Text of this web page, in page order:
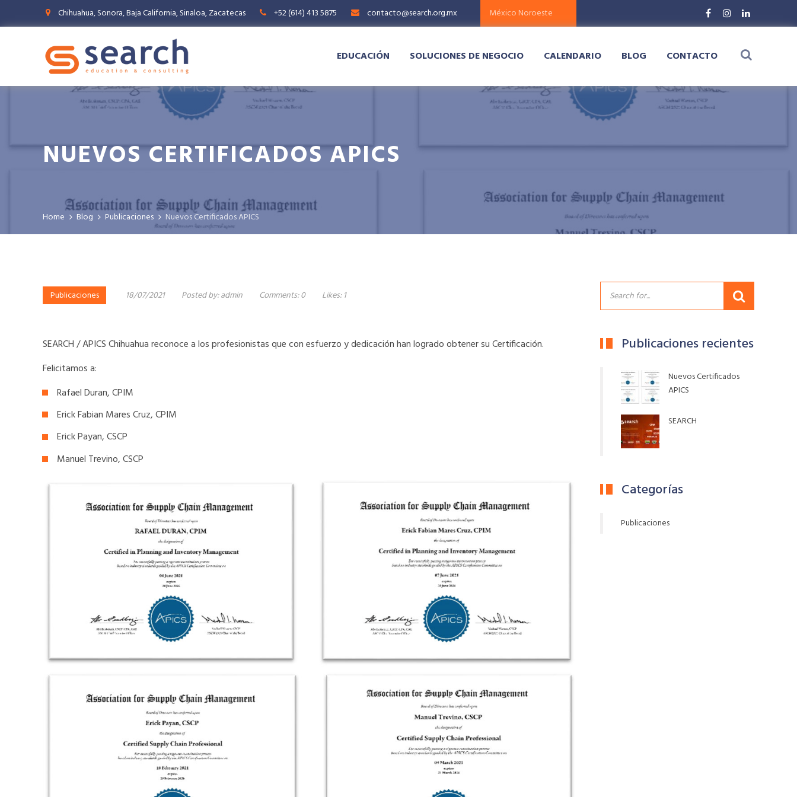
Chihuahua, Sonora, Baja California, Sinaloa, Zacatecas +52 (614) 413 5875 contacto@search.org.mx
EDUCACIÓN SOLUCIONES DE NEGOCIO CALENDARIO BLOG CONTACTO
NUEVOS CERTIFICADOS APICS
Home Blog Publicaciones Nuevos Certificados APICS
Publicaciones 18/07/2021 Posted by:admin Comments:0 Likes: 1
SEARCH / APICS Chihuahua reconoce a los profesionistas que con esfuerzo y dedicación han logrado obtener su Certificación.
Felicitamos a:
Rafael Duran, CPIM
Erick Fabian Mares Cruz, CPIM
Erick Payan, CSCP
Manuel Trevino, CSCP
Publicaciones recientes
Nuevos Certificados
APICS
SEARCH
Categorías
Publicaciones